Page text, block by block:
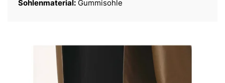
Sohlenmaterial: Gummisohle